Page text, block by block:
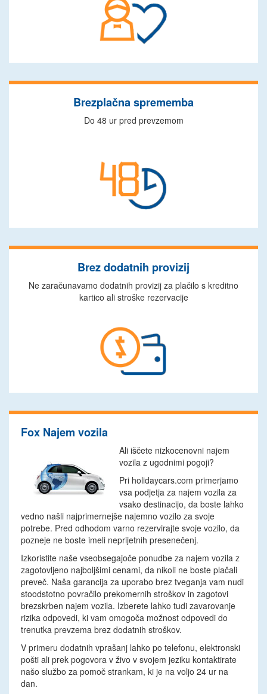
Brezplačna sprememba
Do 48 ur pred prevzemom
Brez dodatnih provizij
Ne zaračunavamo dodatnih provizij za plačilo s kreditno
kartico ali stroške rezervacije
Fox Najem vozila
Ali iščete nizkocenovni najem
vozila z ugodnimi pogoji?
Pri holidaycars.com primerjamo
vsa podjetja za najem vozila za
vsako destinacijo, da boste lahko
vedno našli najprimernejše najemno vozilo za svoje
potrebe. Pred odhodom varno rezervirajte svoje vozilo, da
pozneje ne boste imeli neprijetnih presenečenj.
Izkoristite naše vseobsegajoče ponudbe za najem vozila z
zagotovljeno najboljšimi cenami, da nikoli ne boste plačali
preveč. Naša garancija za uporabo brez tveganja vam nudi
stoodstotno povračilo prekomernih stroškov in zagotovi
brezskrben najem vozila. Izberete lahko tudi zavarovanje
rizika odpovedi, ki vam omogoča možnost odpovedi do
trenutka prevzema brez dodatnih stroškov.
V primeru dodatnih vprašanj lahko po telefonu, elektronski
pošti ali prek pogovora v živo v svojem jeziku kontaktirate
našo službo za pomoč strankam, ki je na voljo 24 ur na
dan.